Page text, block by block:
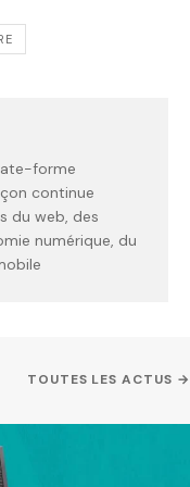
forme
continue
du web, des
numérique, du
TOUTES LES ACTUS →